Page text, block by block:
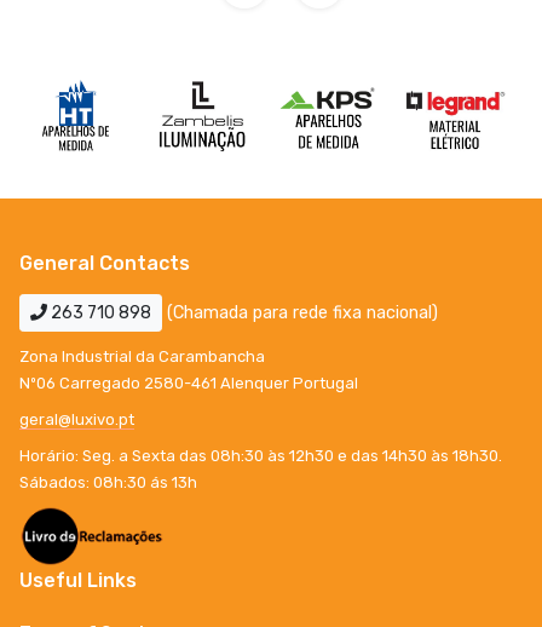
General Contacts
263 710 898 (Chamada para rede fixa nacional)
Zona Industrial da Carambancha
Nº06 Carregado 2580-461 Alenquer Portugal
geral@luxivo.pt
Horário: Seg. a Sexta das 08h:30 às 12h30 e das 14h30 às 18h30.
Sábados: 08h:30 ás 13h
Useful Links